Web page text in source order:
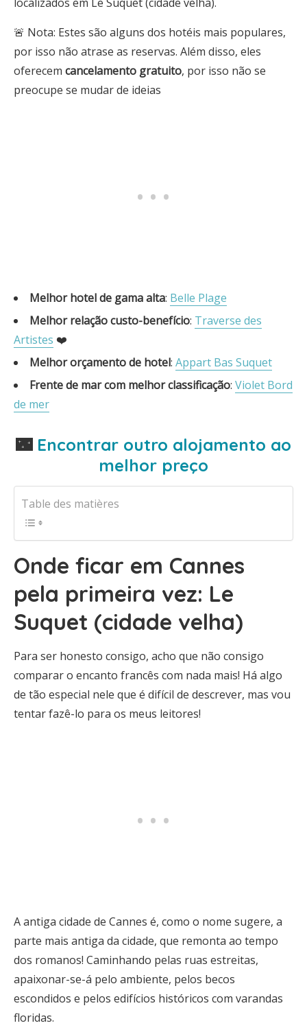
🚨 Nota: Estes são alguns dos hotéis mais populares,
por isso não atrase as reservas. Além disso, eles
oferecem cancelamento gratuito, por isso não se
preocupe se mudar de ideias
Melhor hotel de gama alta: Belle Plage
Melhor relação custo-benefício: Traverse des
Artistes ❤️
Melhor orçamento de hotel: Appart Bas Suquet
Frente de mar com melhor classificação: Violet Bord
de mer
🌃 Encontrar outro alojamento ao
melhor preço
Table des matières
Onde ficar em Cannes
pela primeira vez: Le
Suquet (cidade velha)
Para ser honesto consigo, acho que não consigo
comparar o encanto francês com nada mais! Há algo
de tão especial nele que é difícil de descrever, mas vou
tentar fazê-lo para os meus leitores!
A antiga cidade de Cannes é, como o nome sugere, a
parte mais antiga da cidade, que remonta ao tempo
dos romanos! Caminhando pelas ruas estreitas,
apaixonar-se-á pelo ambiente, pelos becos
escondidos e pelos edifícios históricos com varandas
floridas.